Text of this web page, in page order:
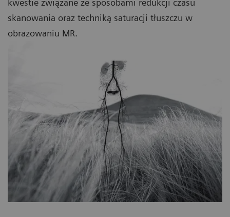
kwestie związane ze sposobami redukcji czasu
skanowania oraz techniką saturacji tłuszczu w
obrazowaniu MR.